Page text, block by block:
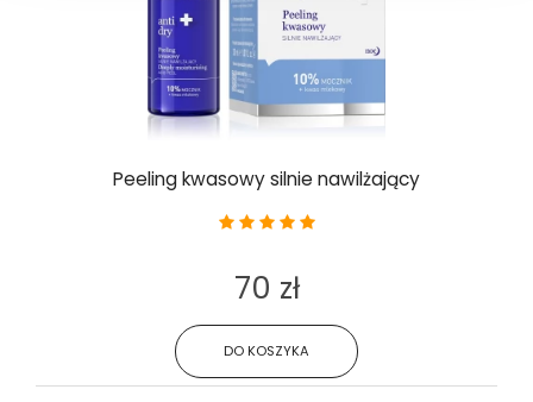
Peeling kwasowy silnie nawilżający
DO KOSZYKA
70 zł